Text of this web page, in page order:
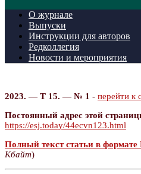
О журнале
Выпуски
Инструкции для авторов
Редколлегия
Новости и мероприятия
2023. — Т 15. — № 1 - перейти к
Постоянный адрес этой
https://esj.today/44ecvn123.html
Полный текст статьи в формате
Кбайт)